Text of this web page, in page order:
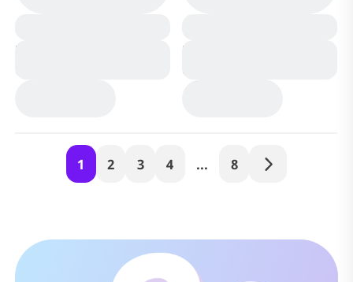
Кроссовки RM426-3-5
белые
Кроссовки RM426-4-5
белые
1 2 3 4 ... 8